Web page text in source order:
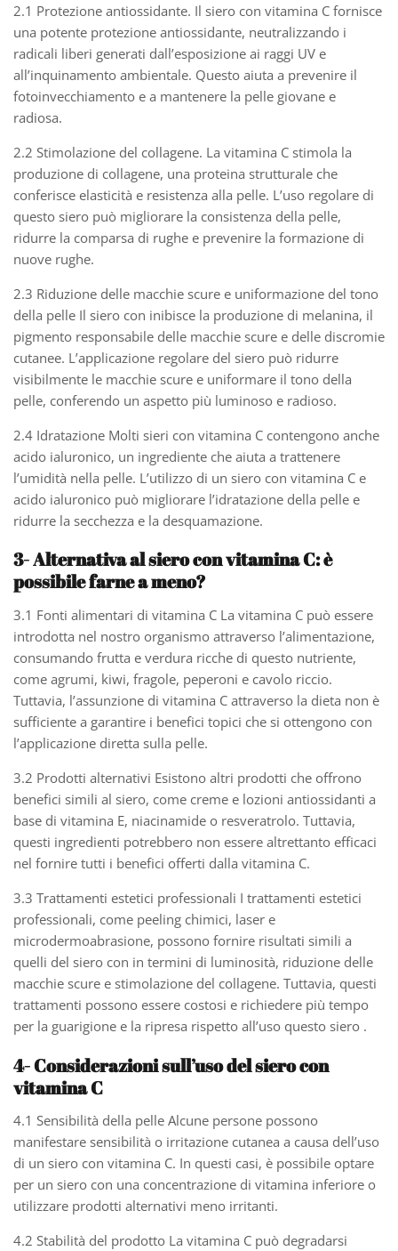
2.1 Protezione antiossidante. Il siero con vitamina C fornisce
una potente protezione antiossidante, neutralizzando i
radicali liberi generati dall’esposizione ai raggi UV e
all’inquinamento ambientale. Questo aiuta a prevenire il
fotoinvecchiamento e a mantenere la pelle giovane e
radiosa.
2.2 Stimolazione del collagene. La vitamina C stimola la
produzione di collagene, una proteina strutturale che
conferisce elasticità e resistenza alla pelle. L’uso regolare di
questo siero può migliorare la consistenza della pelle,
ridurre la comparsa di rughe e prevenire la formazione di
nuove rughe.
2.3 Riduzione delle macchie scure e uniformazione del tono
della pelle Il siero con inibisce la produzione di melanina, il
pigmento responsabile delle macchie scure e delle discromie
cutanee. L’applicazione regolare del siero può ridurre
visibilmente le macchie scure e uniformare il tono della
pelle, conferendo un aspetto più luminoso e radioso.
2.4 Idratazione Molti sieri con vitamina C contengono anche
acido ialuronico, un ingrediente che aiuta a trattenere
l’umidità nella pelle. L’utilizzo di un siero con vitamina C e
acido ialuronico può migliorare l’idratazione della pelle e
ridurre la secchezza e la desquamazione.
3- Alternativa al siero con vitamina C: è
possibile farne a meno?
3.1 Fonti alimentari di vitamina C La vitamina C può essere
introdotta nel nostro organismo attraverso l’alimentazione,
consumando frutta e verdura ricche di questo nutriente,
come agrumi, kiwi, fragole, peperoni e cavolo riccio.
Tuttavia, l’assunzione di vitamina C attraverso la dieta non è
sufficiente a garantire i benefici topici che si ottengono con
l’applicazione diretta sulla pelle.
3.2 Prodotti alternativi Esistono altri prodotti che offrono
benefici simili al siero, come creme e lozioni antiossidanti a
base di vitamina E, niacinamide o resveratrolo. Tuttavia,
questi ingredienti potrebbero non essere altrettanto efficaci
nel fornire tutti i benefici offerti dalla vitamina C.
3.3 Trattamenti estetici professionali I trattamenti estetici
professionali, come peeling chimici, laser e
microdermoabrasione, possono fornire risultati simili a
quelli del siero con in termini di luminosità, riduzione delle
macchie scure e stimolazione del collagene. Tuttavia, questi
trattamenti possono essere costosi e richiedere più tempo
per la guarigione e la ripresa rispetto all’uso questo siero .
4- Considerazioni sull’uso del siero con
vitamina C
4.1 Sensibilità della pelle Alcune persone possono
manifestare sensibilità o irritazione cutanea a causa dell’uso
di un siero con vitamina C. In questi casi, è possibile optare
per un siero con una concentrazione di vitamina inferiore o
utilizzare prodotti alternativi meno irritanti.
4.2 Stabilità del prodotto La vitamina C può degradarsi